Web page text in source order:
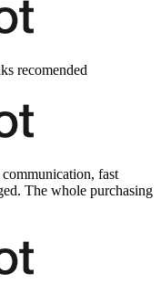
recomended
fast
The whole purchasing